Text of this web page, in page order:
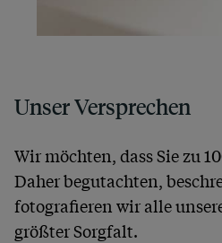
Unser Versprechen
Wir möchten, dass Sie zu
Daher begutachten,
fotografieren wir alle
größter Sorgfalt.